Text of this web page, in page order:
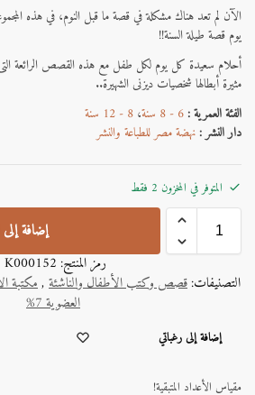
يوم قصة طيلة السنة!!
أحلام سعيدة كل يوم لكل طفل مع هذه القصص الرائعة
مثيرة أبطالها شخصيات ديزنى الشهيرة..
الفئة العمرية :6 - 8 سنة ، 8 - 12 سنة
دار النشر :نهضة مصر للطباعة والنشر
المتوفر في المخزون 2 فقط
إضافة إلى
رمز المنتج: K000152
التصنيفات:قصص وكتب الأطفال والناشئة,مكتبة
العضوية 7%
e
إضافة إلى رغباتي
مقياس الأعداد المتبقية!